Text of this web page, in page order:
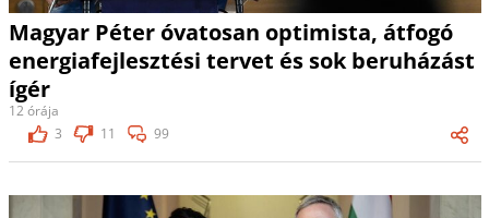
Magyar Péter óvatosan optimista, átfogó
energiafejlesztési tervet és sok beruházást
ígér
12 órája
3
11 99